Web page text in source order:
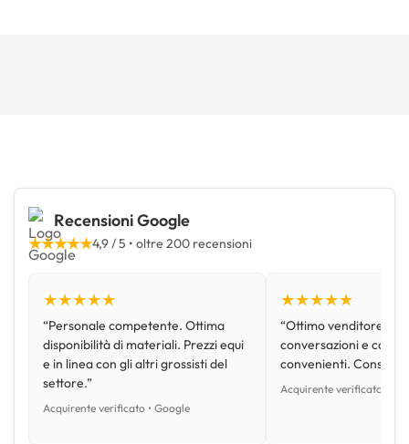
Recensioni Google
★★★★★4,9 / 5 • oltre 200 recensioni
★★★★★
“Personale competente. Ottima
disponibilità di materiali. Prezzi equi
e in linea con gli altri grossisti del
settore.”
Acquirente verificato • Google
★★★★★
“Ottimo venditore,
conversazioni e con
convenienti.
Acquirente verificato •